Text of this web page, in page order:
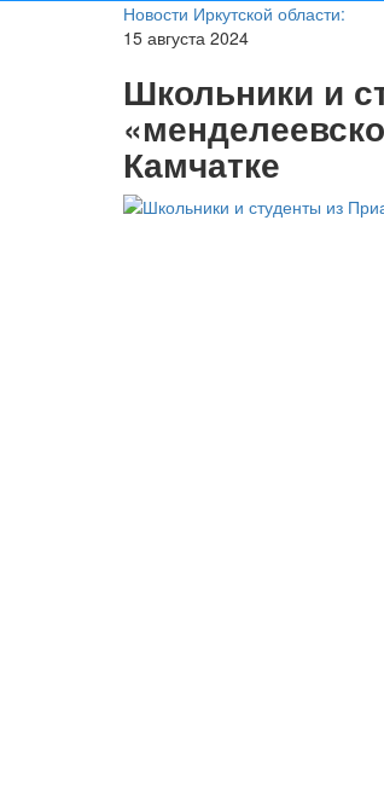
Новости Иркутской области:
15 августа 2024
Школьники и
Камчатке